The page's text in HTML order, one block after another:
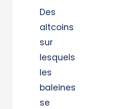
Des
altcoins
sur
lesquels
les
baleines
se